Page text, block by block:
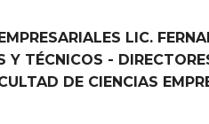
LIC.
Y TÉCNICOS -
DE CIENCIAS